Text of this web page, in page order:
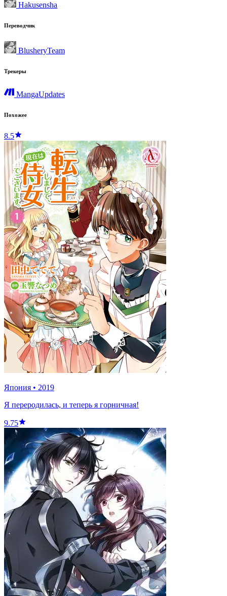
Hakusensha
Переводчик
BlusheryTeam
Трекеры
MangaUpdates
Похожее
8.5
Япония • 2019
Я переродилась, и теперь я горничная!
9.75